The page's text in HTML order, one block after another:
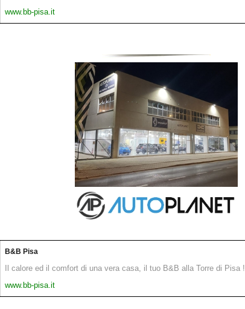
www.bb-pisa.it
B&B Pisa
Il calore ed il comfort di una vera casa, il tuo B&B alla Torre di Pisa !
www.bb-pisa.it